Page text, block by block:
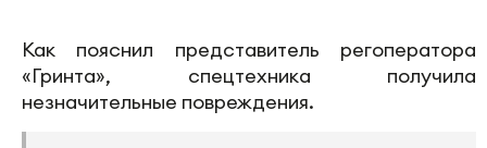
Как пояснил представитель регоператора
«Гринта», спецтехника получила
незначительные повреждения.